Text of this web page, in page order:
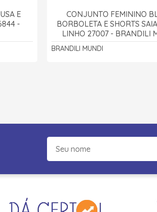
E
-
CONJUNTO FEMININO
BORBOLETA E SHORTS
LINHO 27007 - BRANDILI
BRANDILI MUNDI